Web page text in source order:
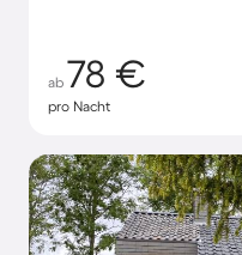
ab 78 €
pro Nacht